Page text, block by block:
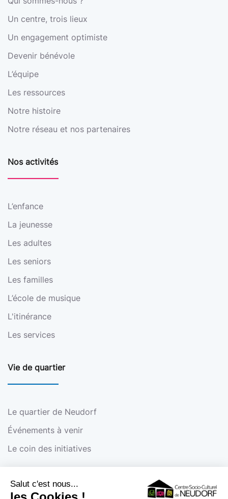
Salut c'est nous...
Un centre, trois lieux
Un engagement optimiste
Devenir bénévole
L’équipe
Les ressources
Notre histoire
Notre réseau et nos partenaires
Nos activités
L’enfance
La jeunesse
Les adultes
Les seniors
Les familles
L’école de musique
L'itinérance
Les services
Vie de quartier
Le quartier de Neudorf
Événements à venir
Le coin des initiatives
Infos pratiques